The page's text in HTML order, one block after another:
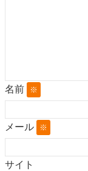
名前 ※
メール ※
サイト